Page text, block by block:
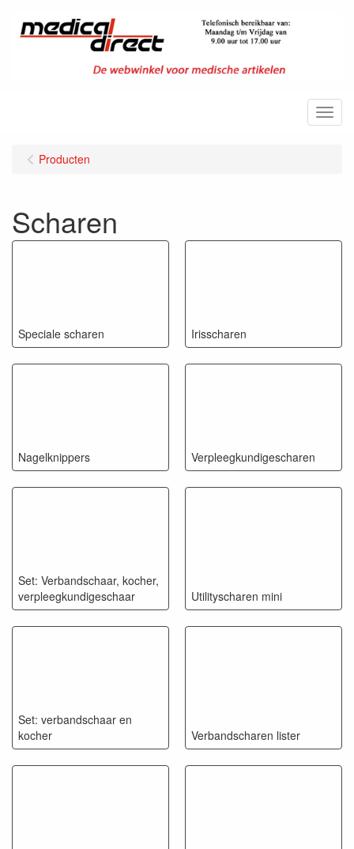
Menu
Producten
Scharen
Speciale scharen Irisscharen
Nagelknippers Verpleegkundigescharen
Set: Verbandschaar, kocher,
verpleegkundigeschaar
Utilityscharen mini
Set: verbandschaar en
kocher
Verbandscharen lister